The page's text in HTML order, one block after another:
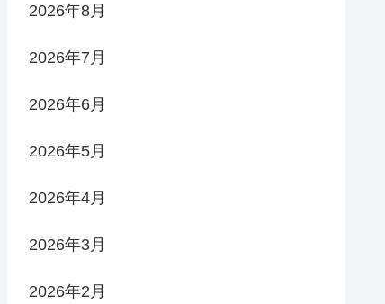
2026年8月
2026年7月
2026年6月
2026年5月
2026年4月
2026年3月
2026年2月